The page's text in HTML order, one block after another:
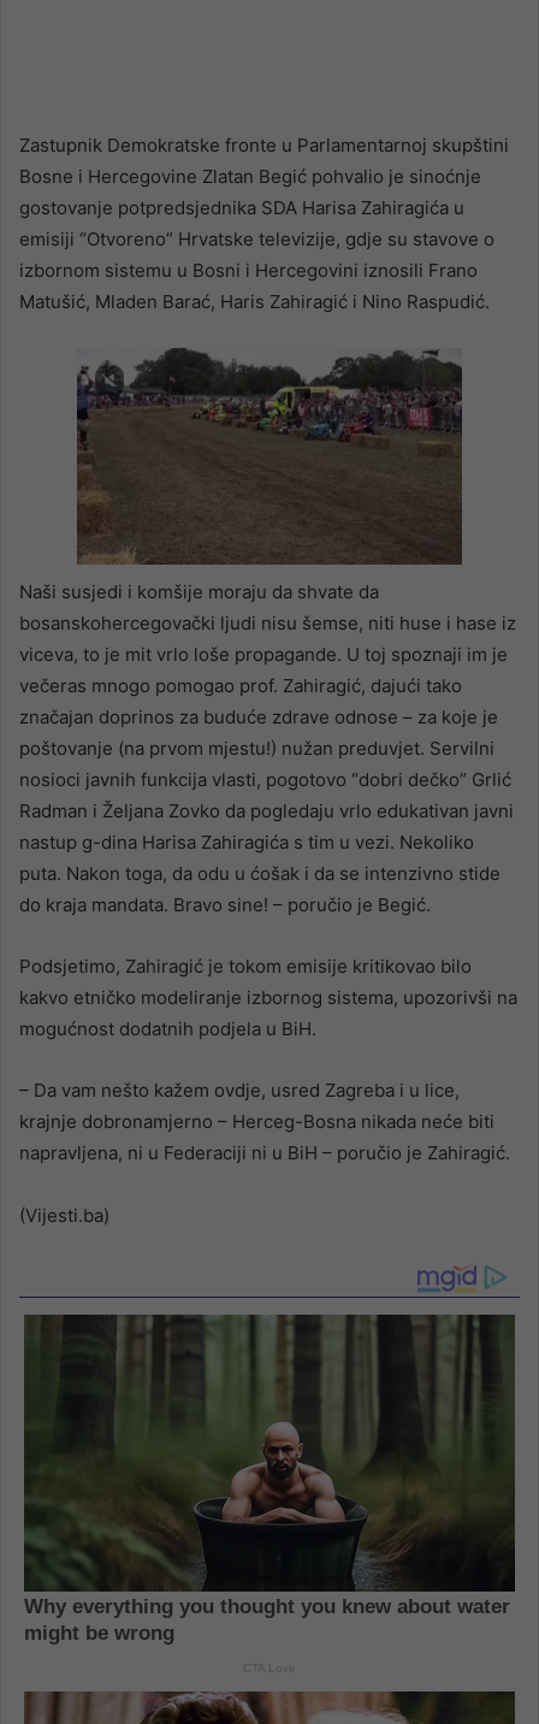
Zastupnik Demokratske fronte u Parlamentarnoj skupštini
Bosne i Hercegovine Zlatan Begić pohvalio je sinoćnje
gostovanje potpredsjednika SDA Harisa Zahiragića u
emisiji “Otvoreno” Hrvatske televizije, gdje su stavove o
izbornom sistemu u Bosni i Hercegovini iznosili Frano
Matušić, Mladen Barać, Haris Zahiragić i Nino Raspudić.
Naši susjedi i komšije moraju da shvate da
bosanskohercegovački ljudi nisu šemse, niti huse i hase iz
viceva, to je mit vrlo loše propagande. U toj spoznaji im je
večeras mnogo pomogao prof. Zahiragić, dajući tako
značajan doprinos za buduće zdrave odnose – za koje je
poštovanje (na prvom mjestu!) nužan preduvjet. Servilni
nosioci javnih funkcija vlasti, pogotovo “dobri dečko” Grlić
Radman i Željana Zovko da pogledaju vrlo edukativan javni
nastup g-dina Harisa Zahiragića s tim u vezi. Nekoliko
puta. Nakon toga, da odu u ćošak i da se intenzivno stide
do kraja mandata. Bravo sine! – poručio je Begić.
Podsjetimo, Zahiragić je tokom emisije kritikovao bilo
kakvo etničko modeliranje izbornog sistema, upozorivši na
mogućnost dodatnih podjela u BiH.
– Da vam nešto kažem ovdje, usred Zagreba i u lice,
krajnje dobronamjerno – Herceg-Bosna nikada neće biti
napravljena, ni u Federaciji ni u BiH – poručio je Zahiragić.
(Vijesti.ba)